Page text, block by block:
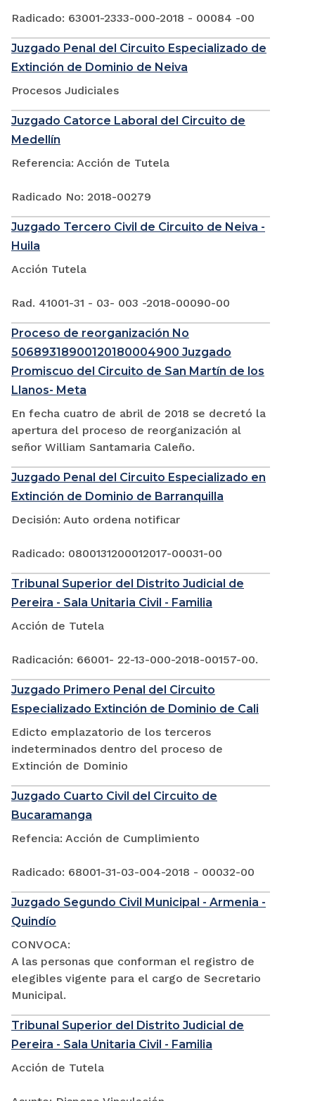
Radicado: 63001-2333-000-2018 - 00084 -00
Juzgado Penal del Circuito Especializado de
Extinción de Dominio de Neiva
Procesos Judiciales
Juzgado Catorce Laboral del Circuito de
Medellín
Referencia: Acción de Tutela
Radicado No: 2018-00279
Juzgado Tercero Civil de Circuito de Neiva -
Huila
Acción Tutela
Rad. 41001-31 - 03- 003 -2018-00090-00
Proceso de reorganización No
50689318900120180004900 Juzgado
Promiscuo del Circuito de San Martín de los
Llanos- Meta
En fecha cuatro de abril de 2018 se decretó la
apertura del proceso de reorganización al
señor William Santamaria Caleño.
Juzgado Penal del Circuito Especializado en
Extinción de Dominio de Barranquilla
Decisión: Auto ordena notificar
Radicado: 0800131200012017-00031-00
Tribunal Superior del Distrito Judicial de
Pereira - Sala Unitaria Civil - Familia
Acción de Tutela
Radicación: 66001- 22-13-000-2018-00157-00.
Juzgado Primero Penal del Circuito
Especializado Extinción de Dominio de Cali
Edicto emplazatorio de los terceros
indeterminados dentro del proceso de
Extinción de Dominio
Juzgado Cuarto Civil del Circuito de
Bucaramanga
Refencia: Acción de Cumplimiento
Radicado: 68001-31-03-004-2018 - 00032-00
Juzgado Segundo Civil Municipal - Armenia -
Quindío
CONVOCA:
A las personas que conforman el registro de
elegibles vigente para el cargo de Secretario
Municipal.
Tribunal Superior del Distrito Judicial de
Pereira - Sala Unitaria Civil - Familia
Acción de Tutela